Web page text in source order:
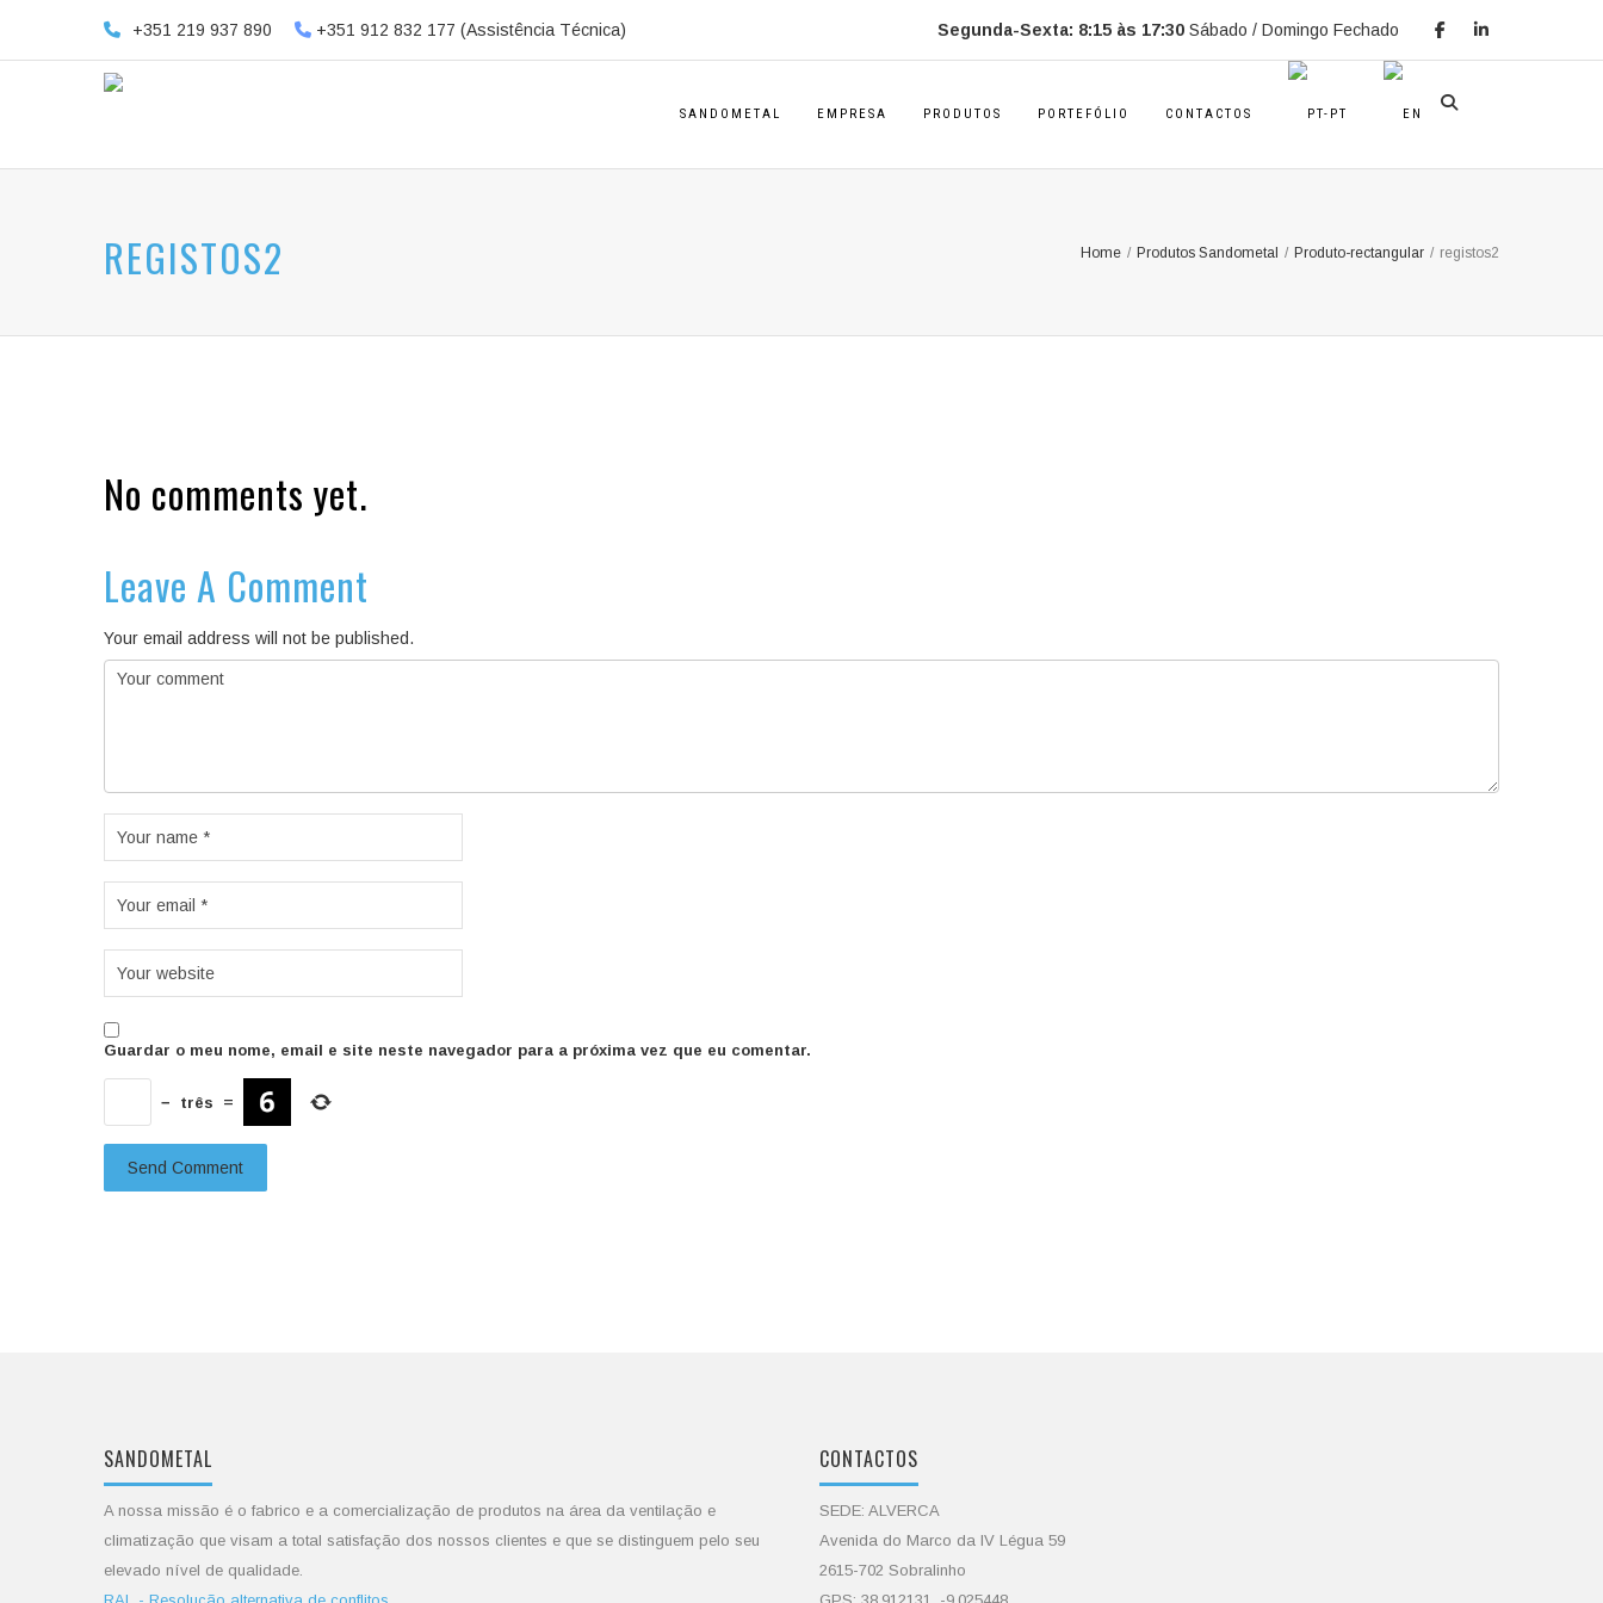
+351 219 937 890 +351 912 832 177 (Assistência Técnica) Segunda-Sexta: 8:15 às 17:30 Sábado / Domingo Fechado
SANDOMETAL EMPRESA PRODUTOS PORTEFÓLIO CONTACTOS
REGISTOS2 Home / Produtos Sandometal / Produto-rectangular / registos2
No comments yet.
Leave A Comment
Your email address will not be published.
Guardar o meu nome, email e site neste navegador para a próxima vez que eu comentar.
− três =
SANDOMETAL
A nossa missão é o fabrico e a comercialização de produtos na área da ventilação e
climatização que visam a total satisfação dos nossos clientes e que se distinguem pelo seu
elevado nível de qualidade.
CONTACTOS
SEDE: ALVERCA
Avenida do Marco da IV Légua 59
2615-702 Sobralinho